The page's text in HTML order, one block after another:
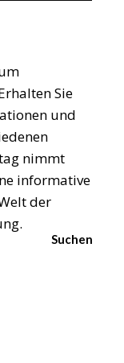
Suchen
Sie
und
nimmt
informative
der